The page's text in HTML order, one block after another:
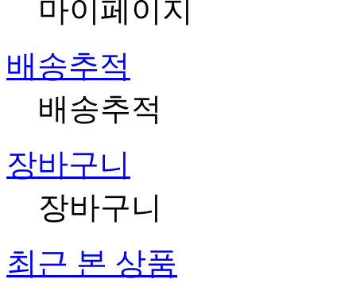
마이페이지
배송추적
배송추적
장바구니
장바구니
최근 본 상품